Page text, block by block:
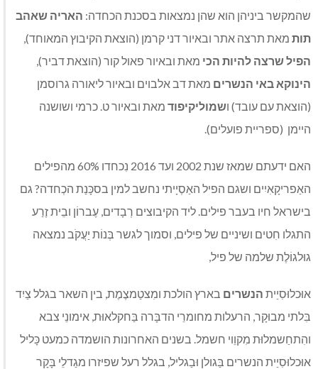
שהמקשר ביניהן הוא שהן נמצאות בסכנת הכחדה: האריה שאהב
תות מאת תרצה אתר ובאיור דני קרמן (הוצאת הקיבוץ המאוחד),
הפיל שרצה להיות הכי מאת ובאיור פאול קור (הוצאת דביר),
הינוקא באי הנשרים מאת דב אלבוים ובאיור ליאורה גרוסמן
(הוצאת עם עובד) ושמוליקיפוד מאת ובאיור ט. כרמי ושושנה
היימן (ספריית פועלים).
האם ידעתם שמאז שנת 2002 ועד 2016 נִכחדו 60% מהפילים
האַפריקָאִיִים ושגם הפיל האַסְיָיתי נחשב למין בסכָּנַת הכְחדה? גם
בישראל חיו בעבר פילים. ליד הקיבוצים רְבָדים, עֶברוֹן ובֵית זֶרַע
התגלו חִטים ושיניים של פילים, וסמוך לגשר בְּנוֹת יַעֲקֹב נמצאה
גוּלגוֹלֶת שלמה של פיל,
אוּכלוּסִיַית הנשרים בארץ הולכת ומִצטַמצֶמֶת, בין השאר בגלל צַיִד
בִּלתי מבוּקָר, הרעלות מחומרֵי הדבָּרה בַּחקלאוּת, אימונֵי צבא
והִתחַשמלוּת מִקוֵוי חשמל. בשנים האחרונות הושמדה כמעט כָּליל
אוּכלוּסִיַית הנשרים בַּגולן וּבַגליל, בגלל רעל שפיזרו מגַדלֵי בָּקָר